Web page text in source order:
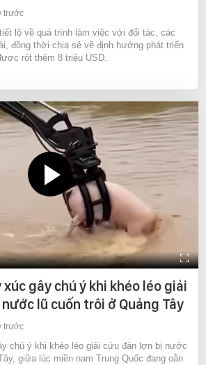
trước
lộ về quá trình làm việc với đối tác, các
đồng thời chia sẻ về định hướng phát triển
rót thêm 8 triệu USD.
gây chú ý khi khéo léo giải
lũ cuốn trôi ở Quảng Tây
trước
chú ý khi khéo léo giải cứu đàn lợn bị nước
giữa lúc miền nam Trung Quốc đang oằn